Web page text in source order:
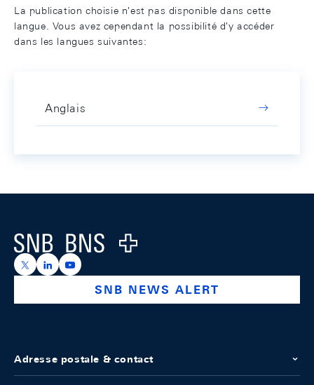
La publication choisie n'est pas disponible dans cette
langue. Vous avez cependant la possibilité d'y accéder
dans les langues suivantes:
Anglais
Logo
https://x.com/snb_bns
https://ch.linkedin.com/company/swiss-national-
https://www.youtube.com/@swissnationalbank
SNB NEWS ALERT
Adresse postale & contact